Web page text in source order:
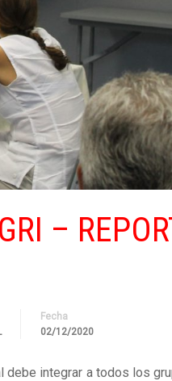
–
Fecha
02/12/2020
debe integrar a todos los